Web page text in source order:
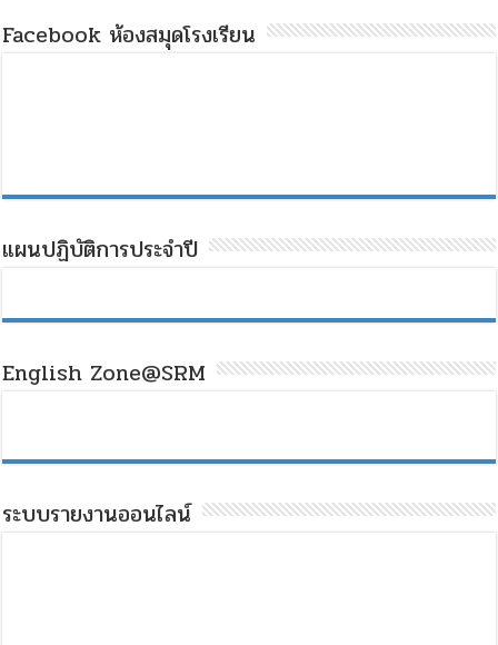
Facebook ห้องสมุดโรงเรียน
แผนปฏิบัติการประจำปี
English Zone@SRM
ระบบรายงานออนไลน์